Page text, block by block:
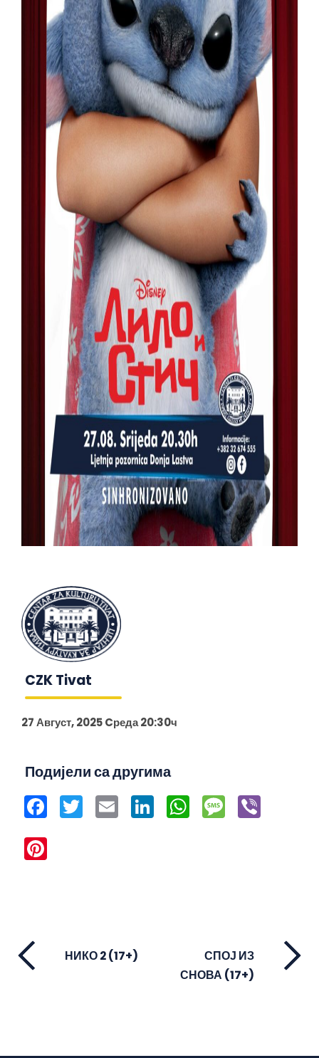
CZK Tivat
27 Август, 2025 Cреда 20:30ч
Подијели са другима
Facebook
Twitter Email LinkedInWhatsApp
Message
НИКО 2 (17+)
СПОЈ ИЗ
СНОВА (17+)